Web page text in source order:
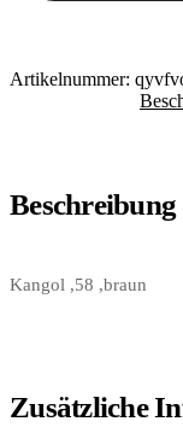
Artikelnummer:
Beschreibung
Kangol ,58 ,braun
Zusätzliche